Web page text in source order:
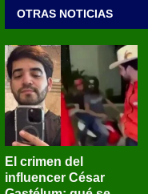
OTRAS NOTICIAS
El crimen del
influencer César